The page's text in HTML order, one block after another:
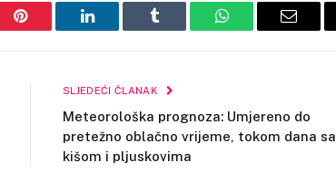
Pinterest LinkedIn Tumblr WhatsAppEmail
SLJEDEĆI ČLANAK
Meteorološka prognoza: Umjereno do
pretežno oblačno vrijeme, tokom dana sa
kišom i pljuskovima